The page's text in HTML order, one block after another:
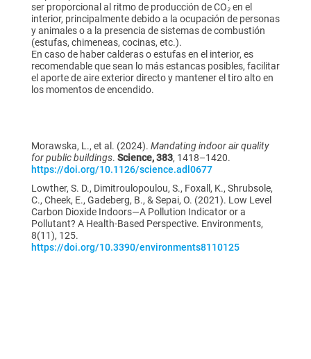
ser proporcional al ritmo de producción de CO₂ en el
interior, principalmente debido a la ocupación de personas
y animales o a la presencia de sistemas de combustión
(estufas, chimeneas, cocinas, etc.).
En caso de haber calderas o estufas en el interior, es
recomendable que sean lo más estancas posibles, facilitar
el aporte de aire exterior directo y mantener el tiro alto en
los momentos de encendido.
Morawska, L., et al. (2024). Mandating indoor air quality
for public buildings. Science, 383, 1418–1420.
https://doi.org/10.1126/science.adl0677
Lowther, S. D., Dimitroulopoulou, S., Foxall, K., Shrubsole,
C., Cheek, E., Gadeberg, B., & Sepai, O. (2021). Low Level
Carbon Dioxide Indoors—A Pollution Indicator or a
Pollutant? A Health-Based Perspective. Environments,
8(11), 125.
https://doi.org/10.3390/environments8110125